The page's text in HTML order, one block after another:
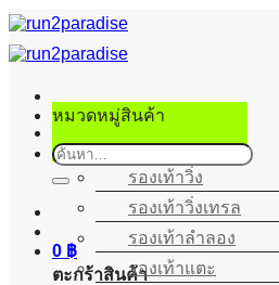
ข้าม
ไป
เนื้อหา
ค้นหา:
0 ฿
ตะกร้าสินค้า
หมวดหมู่สินค้า
รองเท้าวิ่ง
รองเท้าวิ่งเทรล
รองเท้าลำลอง
รองเท้าแตะ